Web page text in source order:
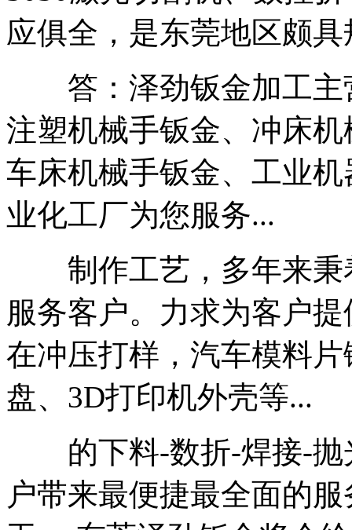
应俱全，是东莞地区颇具
答：泽劲钣金加工主
注塑机械手钣金、冲床
车床机械手钣金、工业
业化工厂为您服务...
制作工艺，多年来秉
服务客户。力求为客户
在冲压打样，汽车模料
盘、3D打印机外壳等...
的下料-数折-焊接-抛
户带来最便捷最全面的